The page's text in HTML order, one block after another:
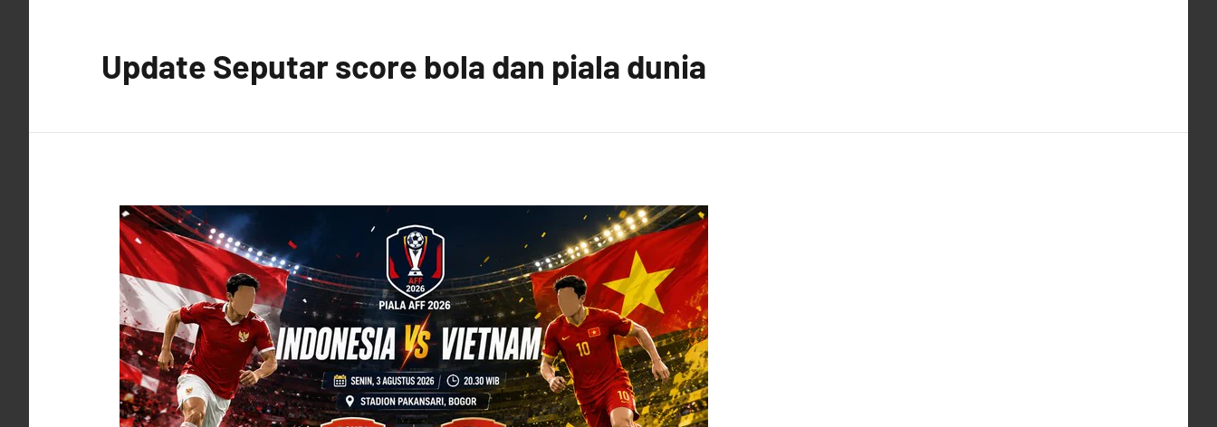
Update Seputar score bola dan piala dunia